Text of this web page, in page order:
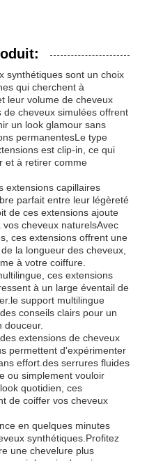
synthétiques sont un choix
qui cherchent à
leur volume de cheveux
cheveux simulées offrent
un look glamour sans
permanentesLe type
est clip-in, ce qui
et à retirer comme
extensions capillaires
parfait entre leur légèreté
de ces extensions ajoute
cheveux naturelsAvec
ces extensions offrent une
la longueur des cheveux,
à votre coiffure.
ces extensions
à un large éventail de
support multilingue
conseils clairs pour un
douceur.
extensions de cheveux
permettent d'expérimenter
effort.des serrures fluides
ou simplement vouloir
quotidien, ces
de coiffer vos cheveux
en quelques minutes
synthétiques.Profitez
une chevelure plus